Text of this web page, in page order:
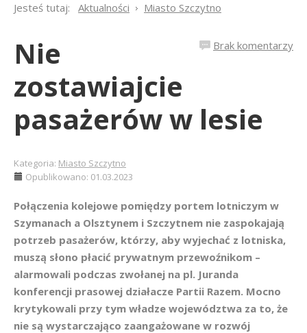
Jesteś tutaj: Aktualności Miasto Szczytno
Brak komentarzy
Nie
zostawiajcie
pasażerów w lesie
Kategoria: Miasto Szczytno
Opublikowano: 01.03.2023
Połączenia kolejowe pomiędzy portem lotniczym w
Szymanach a Olsztynem i Szczytnem nie zaspokajają
potrzeb pasażerów, którzy, aby wyjechać z lotniska,
muszą słono płacić prywatnym przewoźnikom –
alarmowali podczas zwołanej na pl. Juranda
konferencji prasowej działacze Partii Razem. Mocno
krytykowali przy tym władze województwa za to, że
nie są wystarczająco zaangażowane w rozwój